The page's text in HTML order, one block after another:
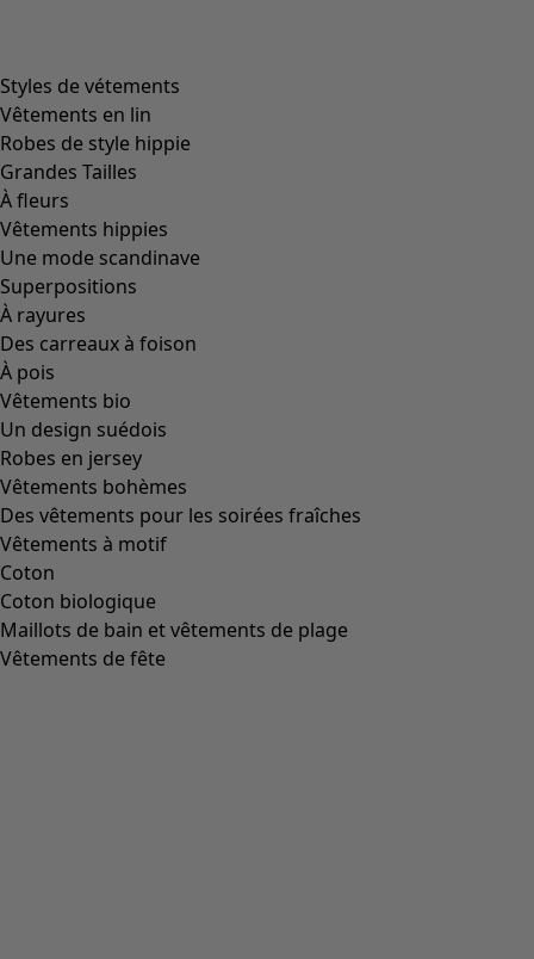
Styles de vétements
Vêtements en lin
Robes de style hippie
Grandes Tailles
À fleurs
Vêtements hippies
Une mode scandinave
Superpositions
À rayures
Des carreaux à foison
À pois
Vêtements bio
Un design suédois
Robes en jersey
Vêtements bohèmes
Des vêtements pour les soirées fraîches
Vêtements à motif
Coton
Coton biologique
Maillots de bain et vêtements de plage
Vêtements de fête